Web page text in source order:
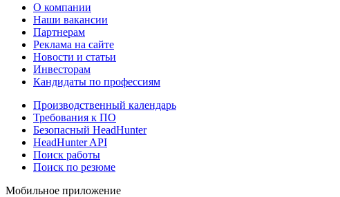
О компании
Наши вакансии
Партнерам
Реклама на сайте
Новости и статьи
Инвесторам
Кандидаты по профессиям
Производственный календарь
Требования к ПО
Безопасный HeadHunter
HeadHunter API
Поиск работы
Поиск по резюме
Мобильное приложение